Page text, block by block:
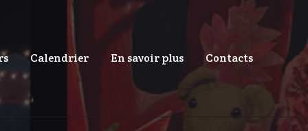
Calendrier En savoir plus Contacts